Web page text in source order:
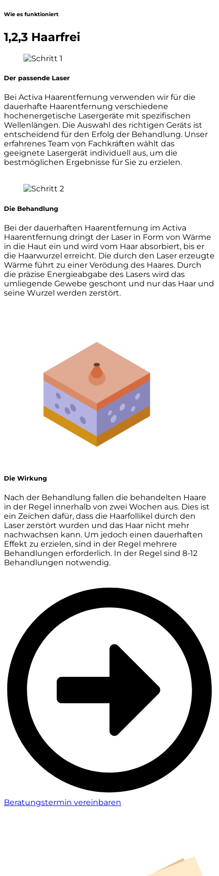
Wie es funktioniert
1,2,3 Haarfrei
Der passende Laser
Bei Activa Haarentfernung verwenden wir für die
dauerhafte Haarentfernung verschiedene
hochenergetische Lasergeräte mit spezifischen
Wellenlängen. Die Auswahl des richtigen Geräts ist
entscheidend für den Erfolg der Behandlung. Unser
erfahrenes Team von Fachkräften wählt das
geeignete Lasergerät individuell aus, um die
bestmöglichen Ergebnisse für Sie zu erzielen.
Die Behandlung
Bei der dauerhaften Haarentfernung im Activa
Haarentfernung dringt der Laser in Form von Wärme
in die Haut ein und wird vom Haar absorbiert, bis er
die Haarwurzel erreicht. Die durch den Laser erzeugte
Wärme führt zu einer Verödung des Haares. Durch
die präzise Energieabgabe des Lasers wird das
umliegende Gewebe geschont und nur das Haar und
seine Wurzel werden zerstört.
Die Wirkung
Nach der Behandlung fallen die behandelten Haare
in der Regel innerhalb von zwei Wochen aus. Dies ist
ein Zeichen dafür, dass die Haarfollikel durch den
Laser zerstört wurden und das Haar nicht mehr
nachwachsen kann. Um jedoch einen dauerhaften
Effekt zu erzielen, sind in der Regel mehrere
Behandlungen erforderlich. In der Regel sind 8-12
Behandlungen notwendig.
Beratungstermin vereinbaren